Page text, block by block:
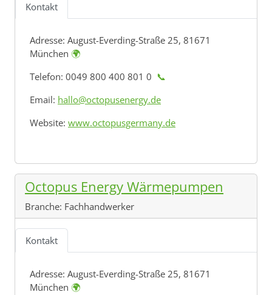
Kontakt
Adresse: August-Everding-Straße 25, 81671
München 🌍
Telefon: 0049 800 400 801 0 📞
Email: hallo@octopusenergy.de
Website: www.octopusgermany.de
Octopus Energy Wärmepumpen
Branche: Fachhandwerker
Kontakt
Adresse: August-Everding-Straße 25, 81671
München 🌍